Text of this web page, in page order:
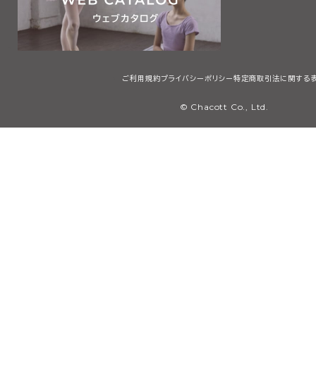
ご利用規約プライバシーポリシー 特定商取引法に関する
© Chacott Co., Ltd.